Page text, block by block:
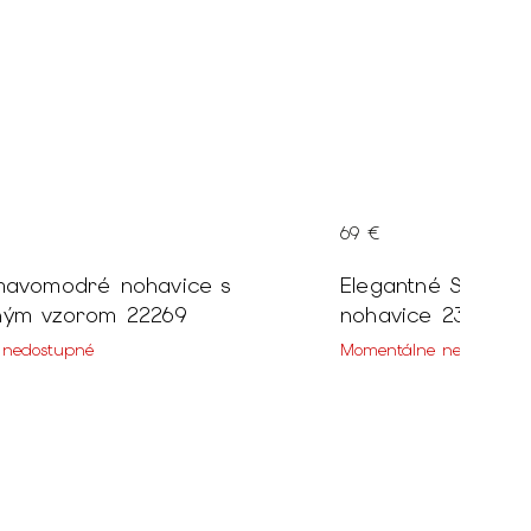
nohavice s
vzorom 22269
Elegantné Slim fit
nohavice 23445
Momentálne
69 €